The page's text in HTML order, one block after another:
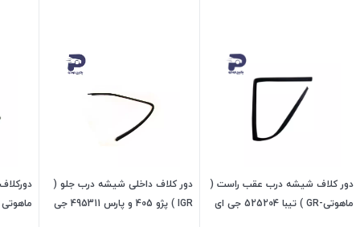
دور کلاف شیشه درب عقب راست (
ماهوتی-GR ) تیبا 525204 جی ای
دور کلاف داخلی شیشه درب جلو (
IGR ) پژو 405 و پارس 495311 جی